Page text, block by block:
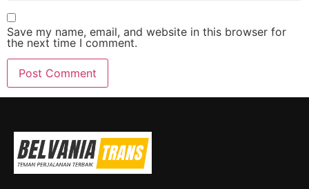
Save my name, email, and website in this browser for
the next time I comment.